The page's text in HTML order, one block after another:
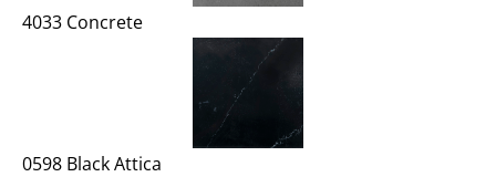
4033 Concrete
0598 Black Attica